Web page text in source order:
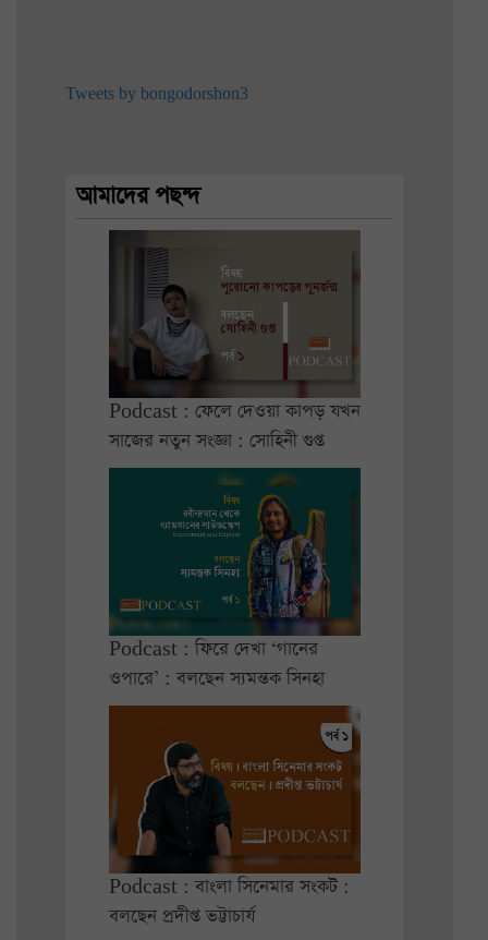
Tweets by bongodorshon3
আমাদের পছন্দ
Podcast : ফেলে দেওয়া কাপড় যখন
সাজের নতুন সংজ্ঞা : সোহিনী গুপ্ত
Podcast : ফিরে দেখা ‘গানের
ওপারে’ : বলছেন স্যমন্তক সিনহা
Podcast : বাংলা সিনেমার সংকট :
বলছেন প্রদীপ্ত ভট্টাচার্য